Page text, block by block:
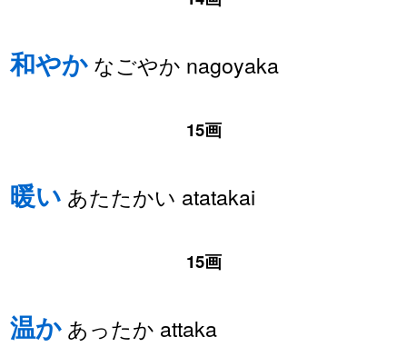
和やか なごやか nagoyaka
15画
暖い あたたかい atatakai
15画
温か あったか attaka